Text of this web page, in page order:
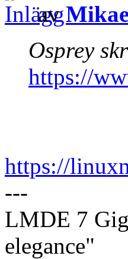
av
Osprey
https://
https://
---
LMDE 7
elegance"